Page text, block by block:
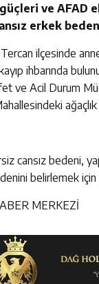
ve AFAD
erkek
Tercan ilçesinde
ihbarında
ve Acil Durum
cansız bedeni,
belirlemek için
MERKEZİ